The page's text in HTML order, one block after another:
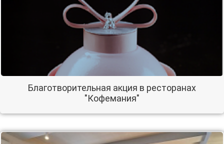
Благотворительная акция в ресторанах
"Кофемания"